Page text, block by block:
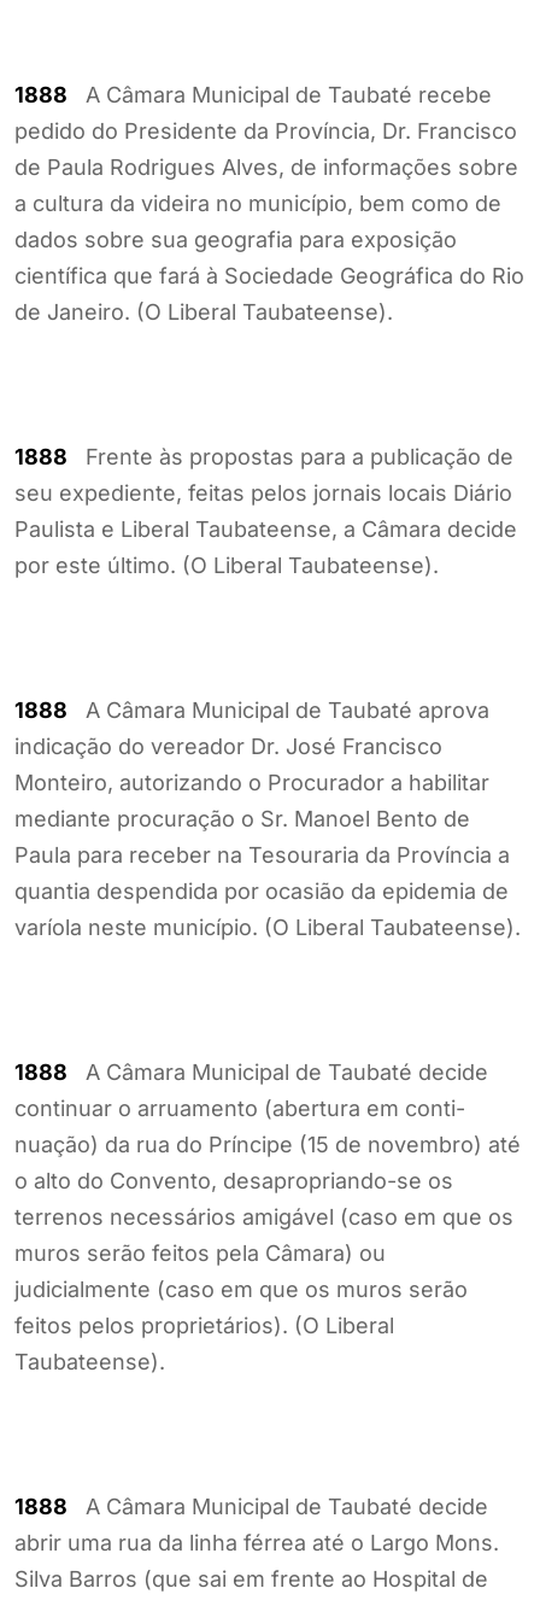
1888 A Câmara Municipal de Taubaté recebe
pedido do Presidente da Província, Dr. Francisco
de Paula Rodrigues Alves, de informações sobre
a cultura da videira no município, bem como de
dados sobre sua geografia para exposição
científica que fará à Sociedade Geográfica do Rio
de Janeiro. (O Liberal Taubateense).
1888 Frente às propostas para a publicação de
seu expediente, feitas pelos jornais locais Diário
Paulista e Liberal Taubateense, a Câmara decide
por este último. (O Liberal Taubateense).
1888 A Câmara Municipal de Taubaté aprova
indicação do vereador Dr. José Francisco
Monteiro, autorizando o Procurador a habilitar
mediante procuração o Sr. Manoel Bento de
Paula para receber na Tesouraria da Província a
quantia despendida por ocasião da epidemia de
varíola neste município. (O Liberal Taubateense).
1888 A Câmara Municipal de Taubaté decide
continuar o arruamento (abertura em conti-
nuação) da rua do Príncipe (15 de novembro) até
o alto do Convento, desapropriando-se os
terrenos necessários amigável (caso em que os
muros serão feitos pela Câmara) ou
judicialmente (caso em que os muros serão
feitos pelos proprietários). (O Liberal
Taubateense).
1888 A Câmara Municipal de Taubaté decide
abrir uma rua da linha férrea até o Largo Mons.
Silva Barros (que sai em frente ao Hospital de